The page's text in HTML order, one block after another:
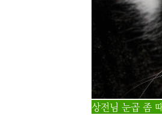
상전님 눈곱 좀